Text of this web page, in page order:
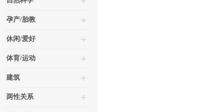
孕产/胎教
休闲/爱好
体育/运动
建筑
两性关系